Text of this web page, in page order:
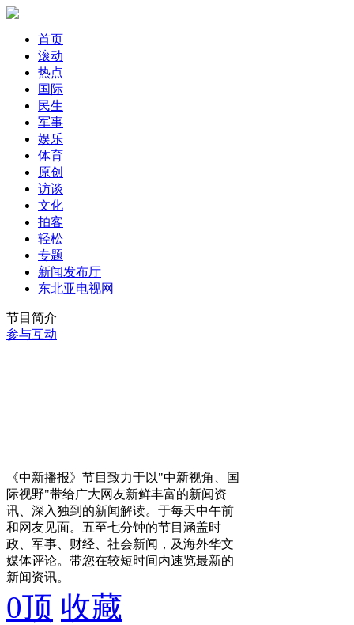
首页
滚动
热点
国际
民生
军事
娱乐
体育
原创
访谈
文化
拍客
轻松
专题
新闻发布厅
东北亚电视网
节目简介
参与互动
《中新播报》节目致力于以"中新视角、国
际视野"带给广大网友新鲜丰富的新闻资
讯、深入独到的新闻解读。于每天中午前
和网友见面。五至七分钟的节目涵盖时
政、军事、财经、社会新闻，及海外华文
媒体评论。带您在较短时间内速览最新的
新闻资讯。
0顶 收藏